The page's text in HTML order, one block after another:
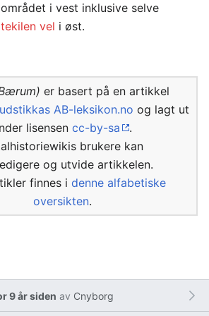
i vest inklusive selve
vel i øst.
er basert på en artikkel
AB-leksikon.no og lagt ut
lisensen cc-by-sa
.
brukere kan
og utvide artikkelen.
finnes i denne alfabetiske
oversikten.
9 år siden av Cnyborg